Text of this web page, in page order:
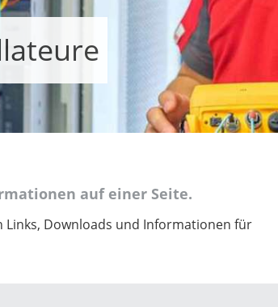
auf einer Seite.
Links, Downloads und Informationen für